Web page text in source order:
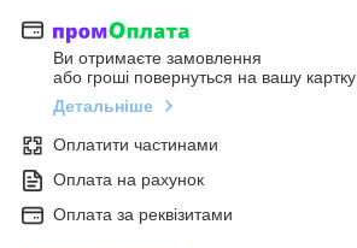
Ви отримаєте замовлення
або гроші повернуться на вашу картку
Детальніше
Оплатити частинами
Оплата на рахунок
Оплата за реквізитами